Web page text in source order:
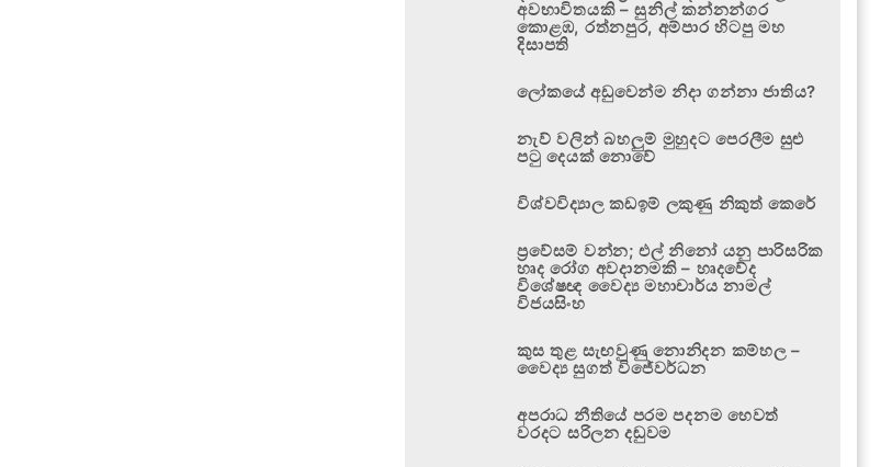
අවභාවිතයකි – සුනිල් කන්නන්ගර
කොළඹ, රත්නපුර, අම්පාර හිටපු මහ
දිසාපති
ලෝකයේ අඩුවෙන්ම නිදා ගන්නා ජාතිය?
නැව් වලින් බහලුම් මුහුදට පෙරලීම සුළු
පටු දෙයක් නොවේ
විශ්වවිද්‍යාල කඩඉම් ලකුණු නිකුත් කෙරේ
ප්‍රවේසම් වන්න; එල් නිනෝ යනු පාරිසරික
හෘද රෝග අවදානමකි – හෘදවේද
විශේෂඥ වෛද්‍ය මහාචාර්ය නාමල්
විජයසිංහ
කුස තුළ සැඟවුණු නොනිදන කම්හල –
වෛද්‍ය සුගත් විජේවර්ධන
අපරාධ නීතියේ පරම පදනම හෙවත්
වරදට සරිලන දඬුවම